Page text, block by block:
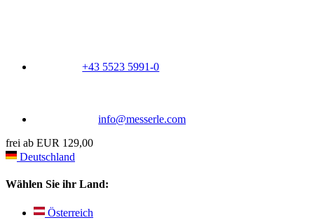
+43 5523 5991-0
info@messerle.com
frei ab EUR 129,00
Deutschland
Wählen Sie ihr Land:
Österreich